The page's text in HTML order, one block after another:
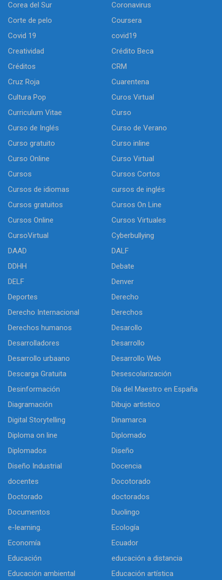
Corea del Sur
Coronavirus
Corte de pelo
Coursera
Covid 19
covid19
Creatividad
Crédito Beca
Créditos
CRM
Cruz Roja
Cuarentena
Cultura Pop
Curos Virtual
Curriculum Vitae
Curso
Curso de Inglés
Curso de Verano
Curso gratuito
Curso inline
Curso Online
Curso Virtual
Cursos
Cursos Cortos
Cursos de idiomas
cursos de inglés
Cursos gratuitos
Cursos On Line
Cursos Online
Cursos Virtuales
CursoVirtual
Cyberbullying
DAAD
DALF
DDHH
Debate
DELF
Denver
Deportes
Derecho
Derecho Internacional
Derechos
Derechos humanos
Desarollo
Desarrolladores
Desarrollo
Desarrollo urbaano
Desarrollo Web
Descarga Gratuita
Desescolarización
Desinformación
Día del Maestro en España
Diagramación
Dibujo artìstico
Digital Storytelling
Dinamarca
Diploma on line
Diplomado
Diplomados
Diseño
Diseño Industrial
Docencia
docentes
Docotorado
Doctorado
doctorados
Documentos
Duolingo
e-learning.
Ecología
Economía
Ecuador
Educación
educación a distancia
Educación ambiental
Educación artística